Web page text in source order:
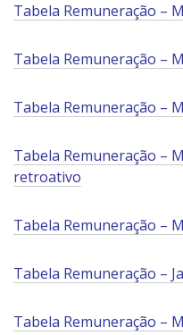
Tabela Remuneração –
Tabela Remuneração –
Tabela Remuneração –
Tabela Remuneração –
retroativo
Tabela Remuneração –
Tabela Remuneração –
Tabela Remuneração –